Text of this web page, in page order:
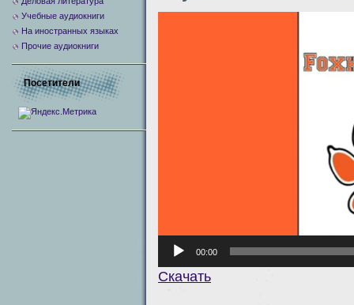
00:00
Скачать
Учебные аудиокниги
На иностранных языках
Прочие аудиокниги
Посетители